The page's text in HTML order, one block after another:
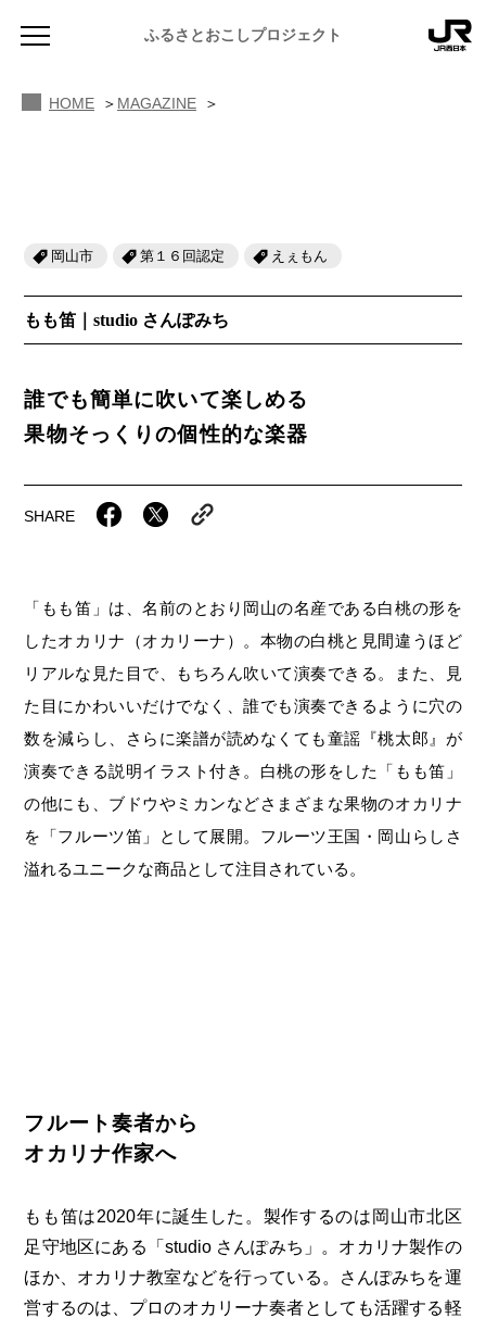
ふるさとおこしプロジェクト
NEWS
ふるさと散歩
あの駅この駅
JR PREMIUM SELECT SETOUCHI
JR西日本グループのおみやげ開発
岡山海苔シリーズ
せとうちの果実 清涼飲料水
雑貨シリーズ
恋するジャージー 瀬戸田レモン
蒜山ショコラ
蒜山ショコラクッキーズ
せとうちのおいしいシリーズ
マップ・一覧から探す
カテゴリー・タグ・キーワードから探す
第16回 Re： 第15回 未来へつなぐ人
第14回 持続と進化 第13回 せとうちの海を育む山々
第12回 挑戦 第11回 せとうち
第10回 岡山・備後の果物 第9回 岡山・備後のうめぇもん
Urara
SAKU美SAKU楽
SETOUCHI TRAIN
La Malle de Bois
地酒列車
スローライフ列車
JR岡山の地域共生
ふるさとおこしプロジェクトとは
活動内容
OKAYAMA もも笛
HOME MAGAZINE
岡山市 第１６回認定 えぇもん
もも笛｜studio さんぽみち
誰でも簡単に吹いて楽しめる
果物そっくりの個性的な楽器
SHARE
「もも笛」は、名前のとおり岡山の名産である白桃の形を
したオカリナ（オカリーナ）。本物の白桃と見間違うほど
リアルな見た目で、もちろん吹いて演奏できる。また、見
た目にかわいいだけでなく、誰でも演奏できるように穴の
数を減らし、さらに楽譜が読めなくても童謡『桃太郎』が
演奏できる説明イラスト付き。白桃の形をした「もも笛」
の他にも、ブドウやミカンなどさまざまな果物のオカリナ
を「フルーツ笛」として展開。フルーツ王国・岡山らしさ
溢れるユニークな商品として注目されている。
フルート奏者から
オカリナ作家へ
もも笛は2020年に誕生した。製作するのは岡山市北区
足守地区にある「studio さんぽみち」。オカリナ製作の
ほか、オカリナ教室などを行っている。さんぽみちを運
営するのは、プロのオカリーナ奏者としても活躍する軽